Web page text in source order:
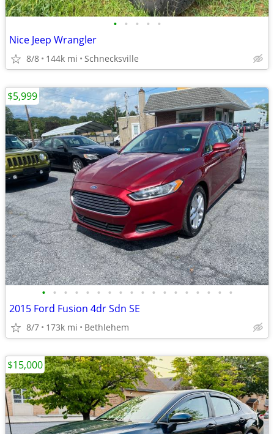
• • • • •
Nice Jeep Wrangler
8/8 144k mi Schnecksville
• • • • • • • • • • • • • • • • • •
2015 Ford Fusion 4dr Sdn SE
8/7 173k mi Bethlehem
$5,999
$15,000